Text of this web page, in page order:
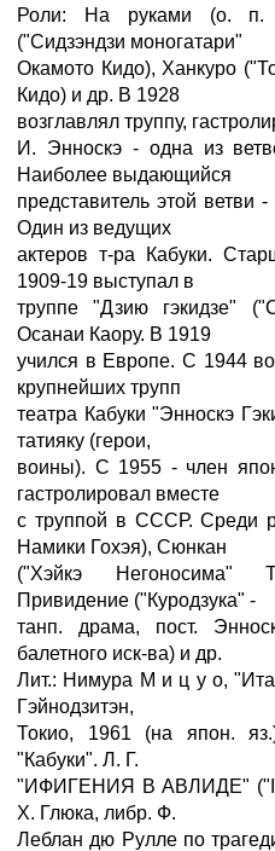
Роли: На руками (о. п.
("Сидзэндзи моногатари"
Окамото Кидо), Ханкуро
Кидо) и др. В 1928
возглавлял труппу,
И. Энноскэ - одна из
Наиболее выдающийся
представитель этой ветви
Один из ведущих
актеров т-ра Кабуки.
1909-19 выступал в
труппе "Дзию гэкидзе"
Осанаи Каору. В 1919
учился в Европе. С 1944
крупнейших трупп
театра Кабуки "Энноскэ
татияку (герои,
воины). С 1955 - член
гастролировал вместе
с труппой в СССР. Среди
Намики Гохэя), Сюнкан
("Хэйкэ Негоносима"
Привидение ("Куродзука" -
танп. драма, пост.
балетного иск-ва) и др.
Лит.: Нимура M и ц у о,
Гэйнодзитэн,
Токио, 1961 (на япон.
"Кабуки". Л. Г.
"ИФИГЕНИЯ В АВЛИДЕ"
X. Глюка, либр. Ф.
Леблан дю Рулле по